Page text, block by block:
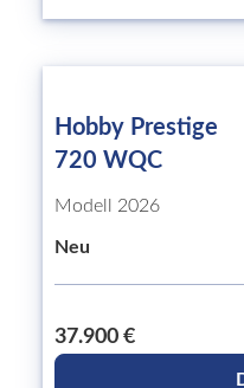
Hobby Prestige
720 WQC
Modell 2026
Neu
37.900 €